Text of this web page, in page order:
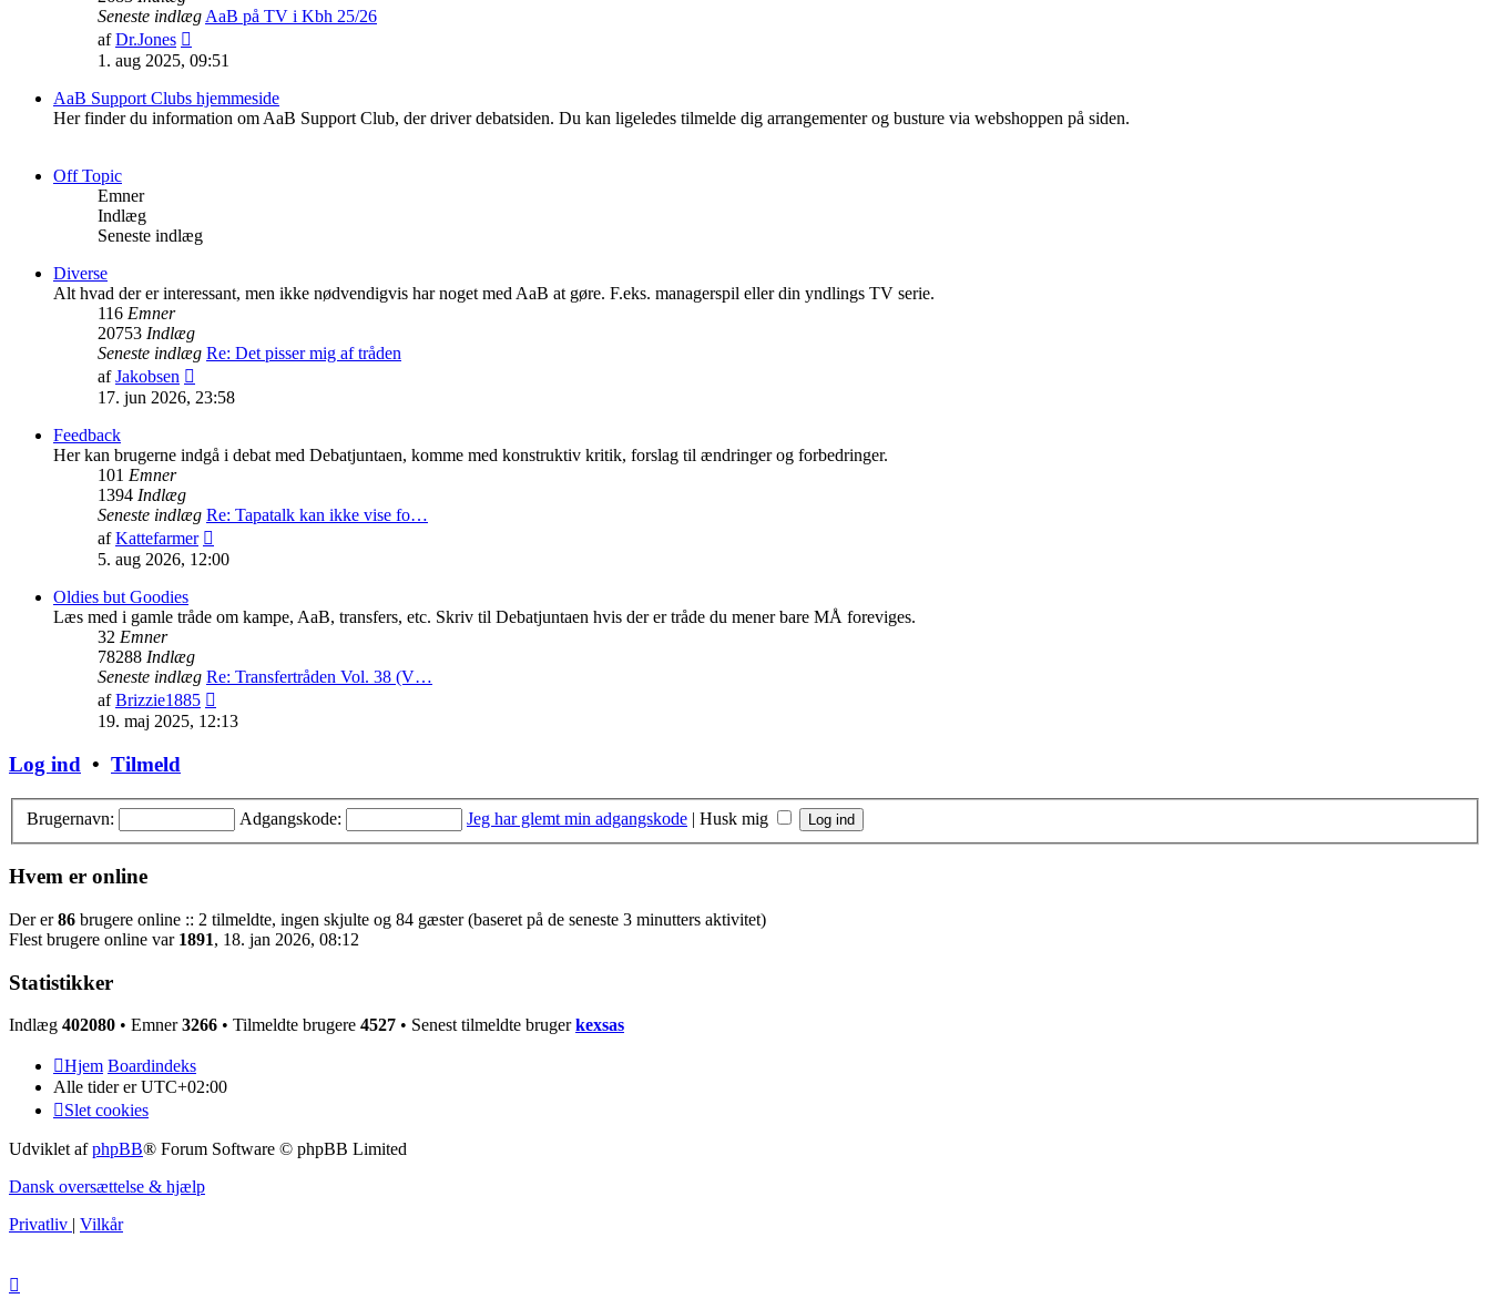
Seneste indlægAaB på TV i Kbh 25/26
afDr.Jones
det
indlæg
1. aug 2025, 09:51
AaB Support Clubs hjemmeside
Her finder du information om AaB Support Club, der driver debatsiden. Du kan ligeledes tilmelde dig arrangementer og busture via webshoppen på siden.
Off Topic
Emner
Indlæg
Seneste indlæg
Diverse
Alt hvad der er interessant, men ikke nødvendigvis har noget med AaB at gøre. F.eks. managerspil eller din yndlings TV serie.
116 Emner
20753 Indlæg
Seneste indlæg Re: Det pisser mig af tråden
afJakobsen
det
17. jun 2026, 23:58
Feedback
Her kan brugerne indgå i debat med Debatjuntaen, komme med konstruktiv kritik, forslag til ændringer og forbedringer.
101 Emner
1394 Indlæg
Seneste indlæg Re: Tapatalk kan ikke vise fo…
afKattefarmer
det
5. aug 2026, 12:00
Oldies but Goodies
Læs med i gamle tråde om kampe, AaB, transfers, etc. Skriv til Debatjuntaen hvis der er tråde du mener bare MÅ foreviges.
32 Emner
78288 Indlæg
Seneste indlæg Re: Transfertråden Vol. 38 (V…
afBrizzie1885
det
19. maj 2025, 12:13
Log ind • Tilmeld
Brugernavn: Adgangskode: Jeg har glemt min adgangskode | Husk mig
Hvem er online
Der er86 brugere online :: 2 tilmeldte, ingen skjulte og 84 gæster (baseret på de seneste 3 minutters aktivitet)
Flest brugere online var 1891, 18. jan 2026, 08:12
Statistikker
Indlæg 402080 • Emner3266 • Tilmeldte brugere 4527 • Senest tilmeldte brugerkexsas
Hjem Boardindeks
Alle tider erUTC+02:00
Slet cookies
Udviklet afphpBB® Forum Software © phpBB Limited
Dansk oversættelse & hjælp
Privatliv | Vilkår